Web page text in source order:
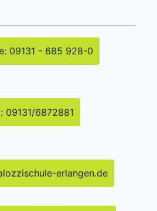
09131 - 685 928-0
09131/6872881
erlangen.de